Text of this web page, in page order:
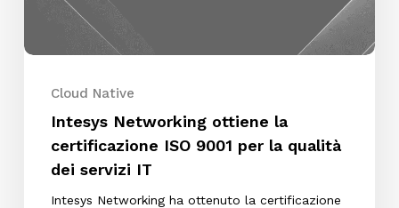
la
qualità
servizi
Cloud Native
Intesys Networking ottiene la
certificazione ISO 9001 per la qualità
dei servizi IT
Intesys Networking ha ottenuto la certificazione